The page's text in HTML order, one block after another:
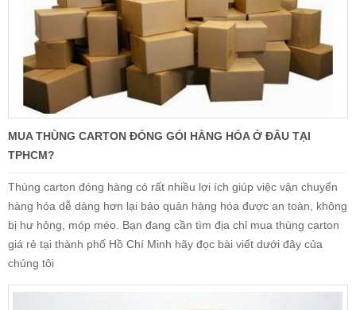
MUA THÙNG CARTON ĐÓNG GÓI HÀNG HÓA Ở ĐÂU TẠI
TPHCM?
Thùng carton đóng hàng có rất nhiều lợi ích giúp việc vận chuyển
hàng hóa dễ dàng hơn lại bảo quản hàng hóa được an toàn, không
bị hư hỏng, móp méo. Bạn đang cần tìm địa chỉ mua thùng carton
giá rẻ tại thành phố Hồ Chí Minh hãy đọc bài viết dưới đây của
chúng tôi